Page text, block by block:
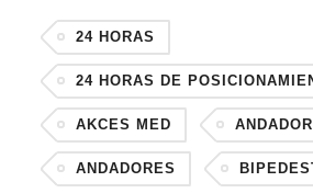
24 HORAS
24 HORAS DE
AKCES MED ANDADOR
ANDADORES